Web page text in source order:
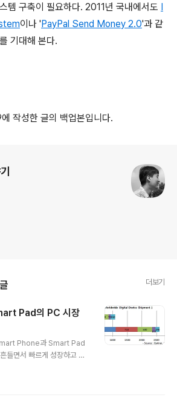
템 구축이 필요하다. 2011년 국내에서도 I
이나 'PayPal Send Money 2.0'과 같
기대해 본다.
작성한 글의 백업본입니다.
더보기
Pad의 PC 시장
Phone과 Smart Pad
들면서 빠르게 성장하고 있
할 것으로 보인다. Mobile P